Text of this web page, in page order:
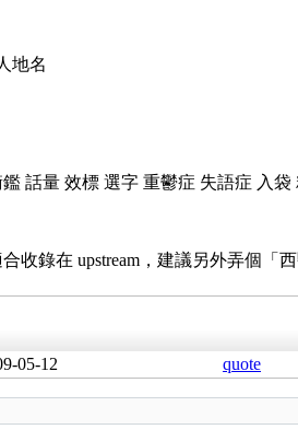
地名
話量 效標 選字 重鬱症 失語症 入袋
收錄在 upstream，建議另外弄個「
05-12 quote